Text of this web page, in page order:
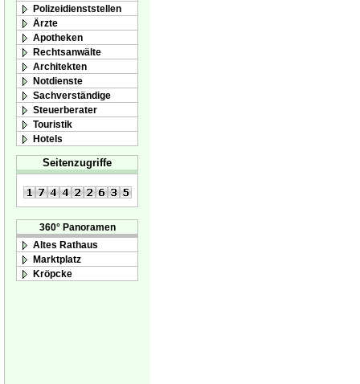
Polizeidienststellen
Ärzte
Apotheken
Rechtsanwälte
Architekten
Notdienste
Sachverständige
Steuerberater
Touristik
Hotels
Seitenzugriffe
360° Panoramen
Altes Rathaus
Marktplatz
Kröpcke